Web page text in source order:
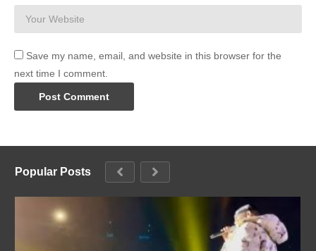
Save my name, email, and website in this browser for the
next time I comment.
Popular Posts